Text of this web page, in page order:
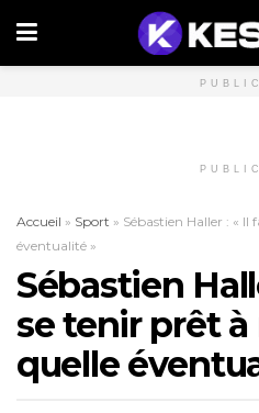
Accueil » Sport » Sébastien Haller : «
éventualité »
Sébastien
se tenir prêt à
quelle